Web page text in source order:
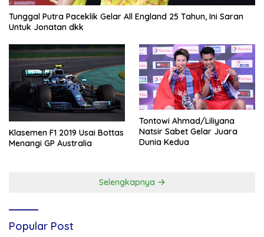
Tunggal Putra Paceklik Gelar All England 25 Tahun, Ini Saran
Untuk Jonatan dkk
Klasemen F1 2019 Usai Bottas
Menangi GP Australia
Tontowi Ahmad/Liliyana
Natsir Sabet Gelar Juara
Dunia Kedua
Selengkapnya
Popular Post